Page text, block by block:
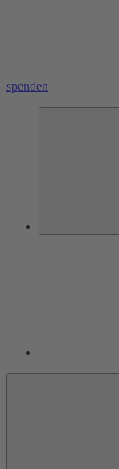
spenden